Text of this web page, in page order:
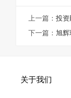
上一篇： 投资
下一篇： 旭辉
关于我们